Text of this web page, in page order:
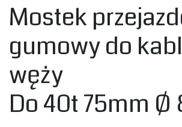
Mostek
gumowy do
węży
Do 40t 75mm Ø